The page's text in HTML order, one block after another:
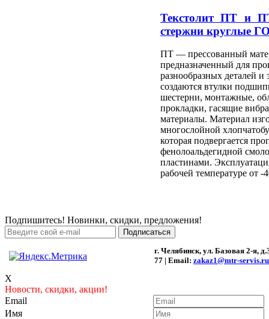
Текстолит ПТ и
стержни круглые
ПТ — прессованный
предназначенный для
разнообразных деталей и
создаются втулки
шестерни, монтажные,
прокладки, гасящие
материалы. Материал
многослойной
которая подвергается
фенолоальдегидной
пластинами.
рабочей температуре от -
Подпишитесь! Новинки, скидки, предложения!
г. Челябинск, ул. Базовая 2-я,
77 | Email: zakaz1@mtr-servis.ru
X
Новости, скидки, акции!
Email
Имя